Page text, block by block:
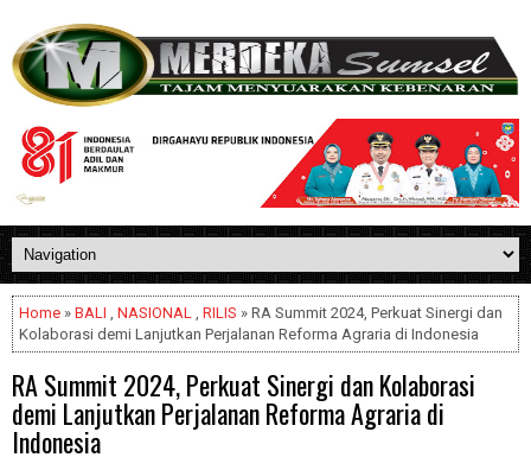
Home » BALI , NASIONAL , RILIS » RA Summit 2024, Perkuat Sinergi dan
Kolaborasi demi Lanjutkan Perjalanan Reforma Agraria di Indonesia
RA Summit 2024, Perkuat Sinergi dan Kolaborasi
demi Lanjutkan Perjalanan Reforma Agraria di
Indonesia